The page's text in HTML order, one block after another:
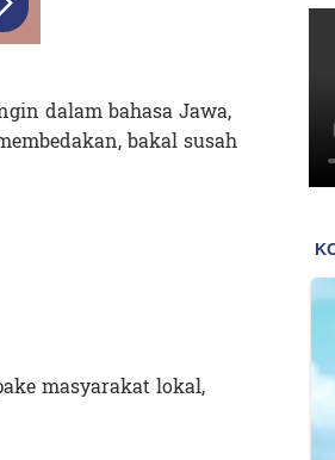
dalam bahasa Jawa,
bakal susah
masyarakat lokal,